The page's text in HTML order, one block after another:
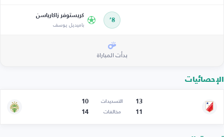
8’
كريستوفر زاكارياسن
باميديل يوسف
بدأت المباراة
الإحصائيات
13 التسديدات
10
11
مخالفات 14